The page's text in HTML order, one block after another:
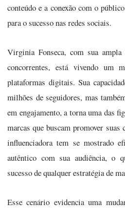
conteúdo e a conexão com o
para o sucesso nas redes sociais.
Virginia Fonseca, com sua ampla
concorrentes, está vivendo um
plataformas digitais. Sua
milhões de seguidores, mas
em engajamento, a torna uma das
marcas que buscam promover
influenciadora tem se mostrado
autêntico com sua audiência, o
sucesso de qualquer estratégia de
Esse cenário evidencia uma